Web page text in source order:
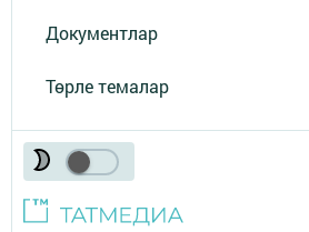
Документлар
Төрле темалар